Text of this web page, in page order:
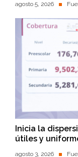
agosto 5, 2026
Inicia la
útiles y
agosto 3, 2026